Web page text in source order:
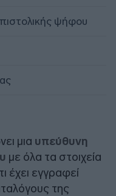
ψήφου
μια υπεύθυνη
με όλα τα στοιχεία
έχει εγγραφεί
της